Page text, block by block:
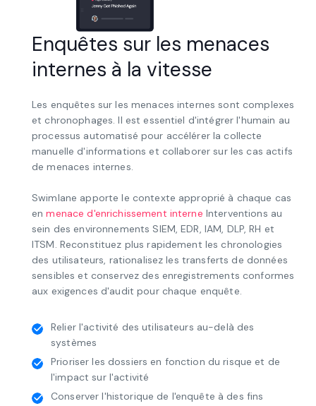
Enquêtes sur les menaces
internes à la vitesse
Les enquêtes sur les menaces internes sont complexes
et chronophages. Il est essentiel d'intégrer l'humain au
processus automatisé pour accélérer la collecte
de menaces internes.
Swimlane apporte le contexte approprié à chaque cas
enmenace d'enrichissement interne Interventions au
sein des environnements SIEM, EDR, IAM, DLP, RH et
ITSM. Reconstituez plus rapidement les chronologies
des utilisateurs, rationalisez les transferts de données
Relier l'activité des utilisateurs au-delà des
systèmes
Prioriser les dossiers en fonction du risque et de